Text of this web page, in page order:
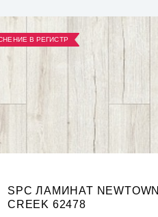
В РЕГИСТР
SPC ЛАМИНАТ NEWTOWN
CREEK 62478